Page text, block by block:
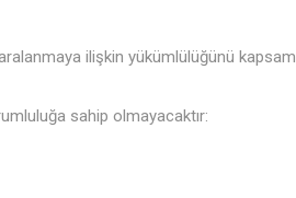
ilişkin yükümlülüğünü kapsam
sahip olmayacaktır: